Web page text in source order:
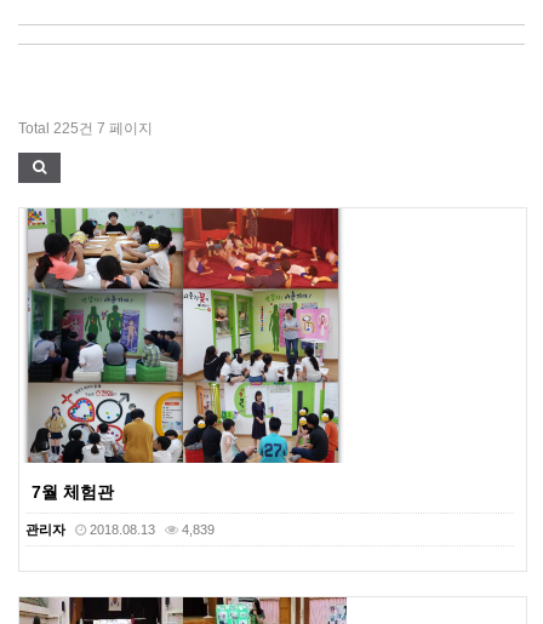
Total 225건 7 페이지
7월 체험관
관리자 2018.08.13 4,839